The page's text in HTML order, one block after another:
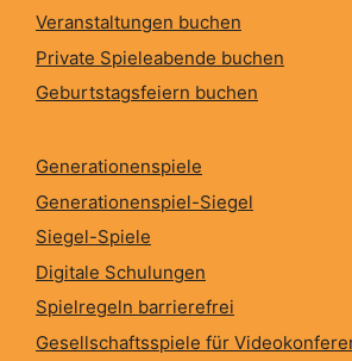
Veranstaltungen buchen
Private Spieleabende buchen
Geburtstagsfeiern buchen
Generationenspiele
Generationenspiel-Siegel
Siegel-Spiele
Digitale Schulungen
Spielregeln barrierefrei
Gesellschaftsspiele für